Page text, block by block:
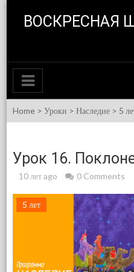
ВОСКРЕСНАЯ
Home >Уроки >Наследие > 5
Урок 16.
10 лет ago 0 Comments
5 лет